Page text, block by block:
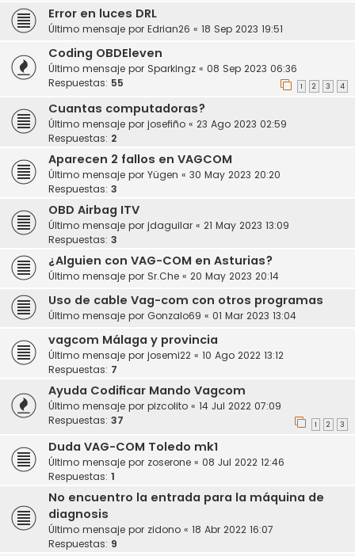
Error en luces DRL
Último mensaje por Edrian26 « 18 Sep 2023 19:51
Coding OBDEleven
Último mensaje por Sparkingz « 08 Sep 2023 06:36
Respuestas: 55 1 2 3 4
Cuantas computadoras?
Último mensaje por josefiño « 23 Ago 2023 02:59
Respuestas: 2
Aparecen 2 fallos en VAGCOM
Último mensaje por Yügen « 30 May 2023 20:20
Respuestas: 3
OBD Airbag ITV
Último mensaje por jdaguilar « 21 May 2023 13:09
Respuestas: 3
¿Alguien con VAG-COM en Asturias?
Último mensaje por Sr.Che « 20 May 2023 20:14
Uso de cable Vag-com con otros programas
Último mensaje por Gonzalo69 « 01 Mar 2023 13:04
vagcom Málaga y provincia
Último mensaje por josemi22 « 10 Ago 2022 13:12
Respuestas: 7
Ayuda Codificar Mando Vagcom
Último mensaje por pizcolito « 14 Jul 2022 07:09
Respuestas: 37 1 2 3
Duda VAG-COM Toledo mk1
Último mensaje por zoserone « 08 Jul 2022 12:46
Respuestas: 1
No encuentro la entrada para la máquina de
diagnosis
Último mensaje por zidono « 18 Abr 2022 16:07
Respuestas: 9